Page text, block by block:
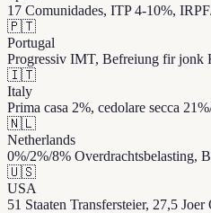
17 Comunidades, ITP 4-10%,
🇵🇹
Portugal
Progressiv IMT, Befreiung fir jonk
🇮🇹
Italy
Prima casa 2%, cedolare secca
🇳🇱
Netherlands
0%/2%/8% Overdrachtsbelasting,
🇺🇸
USA
51 Staaten Transfersteier, 27,5